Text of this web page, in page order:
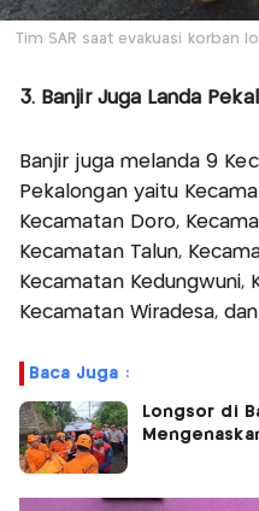
Tim SAR saat evakuasi korban
3. Banjir Juga Landa
Banjir juga melanda 9
Pekalongan yaitu
Kecamatan Doro,
Kecamatan Talun,
Kecamatan Kedungwuni,
Kecamatan Wiradesa,
Baca Juga :
Longsor di